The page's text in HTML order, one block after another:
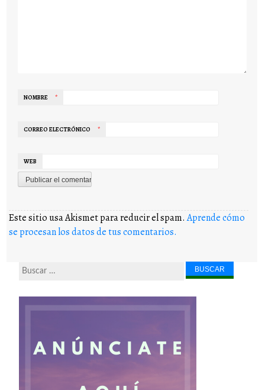
NOMBRE *
CORREO ELECTRÓNICO *
WEB
Este sitio usa Akismet para reducir el spam.Aprende cómo
se procesan los datos de tus comentarios.
Buscar...